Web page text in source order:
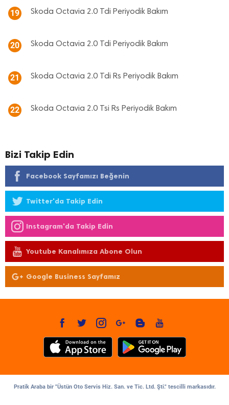
19 Skoda Octavia 2.0 Tdi Periyodik Bakım
20 Skoda Octavia 2.0 Tdi Periyodik Bakım
21 Skoda Octavia 2.0 Tdi Rs Periyodik Bakım
22 Skoda Octavia 2.0 Tsi Rs Periyodik Bakım
Bizi Takip Edin
Facebook Sayfamızı Beğenin
Twitter'da Takip Edin
Instagram'da Takip Edin
Youtube Kanalımıza Abone Olun
Google Business Sayfamız
Pratik Araba bir "Üstün Oto Servis Hiz. San. ve Tic. Ltd. Şti." tescilli markasıdır.